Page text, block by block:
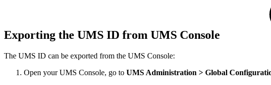
Exporting the UMS ID from UMS Console
The UMS ID can be exported from the UMS Console:
Open your UMS Console, go to UMS Administration > Global